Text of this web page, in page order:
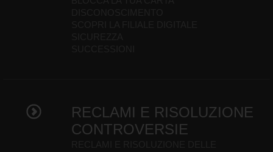
RECLAMI E RISOLUZIONE
CONTROVERSIE